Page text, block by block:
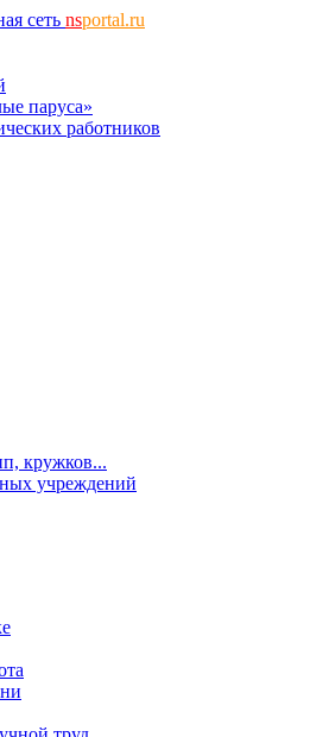
сеть nsportal.ru
паруса»
работников
кружков...
учреждений